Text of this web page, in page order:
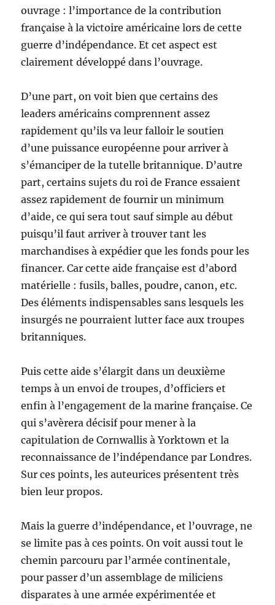
ouvrage : l’importance de la contribution
française à la victoire américaine lors de cette
guerre d’indépendance. Et cet aspect est
clairement développé dans l’ouvrage.
D’une part, on voit bien que certains des
leaders américains comprennent assez
rapidement qu’ils va leur falloir le soutien
d’une puissance européenne pour arriver à
s’émanciper de la tutelle britannique. D’autre
part, certains sujets du roi de France essaient
assez rapidement de fournir un minimum
d’aide, ce qui sera tout sauf simple au début
puisqu’il faut arriver à trouver tant les
marchandises à expédier que les fonds pour les
financer. Car cette aide française est d’abord
matérielle : fusils, balles, poudre, canon, etc.
Des éléments indispensables sans lesquels les
insurgés ne pourraient lutter face aux troupes
britanniques.
Puis cette aide s’élargit dans un deuxième
temps à un envoi de troupes, d’officiers et
enfin à l’engagement de la marine française. Ce
qui s’avèrera décisif pour mener à la
capitulation de Cornwallis à Yorktown et la
reconnaissance de l’indépendance par Londres.
Sur ces points, les auteurices présentent très
bien leur propos.
Mais la guerre d’indépendance, et l’ouvrage, ne
se limite pas à ces points. On voit aussi tout le
chemin parcouru par l’armée continentale,
pour passer d’un assemblage de miliciens
disparates à une armée expérimentée et